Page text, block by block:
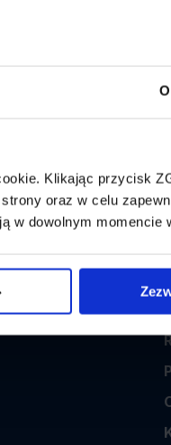
Klikając przycisk
oraz w celu
w dowolnym momencie